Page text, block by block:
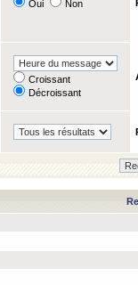
Oui Non
Croissant
Décroissant